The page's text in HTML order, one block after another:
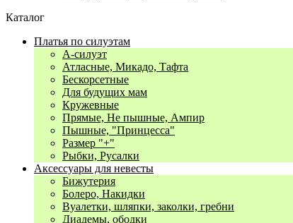
Каталог
Платья по силуэтам
А-силуэт
Атласные, Микадо, Тафта
Бескорсетные
Для будущих мам
Кружевные
Прямые, Не пышные, Ампир
Пышные, "Принцесса"
Размер "+"
Рыбки, Русалки
Аксессуары для невесты
Бижутерия
Болеро, Накидки
Вуалетки, шляпки, заколки, гребни
Диадемы, ободки